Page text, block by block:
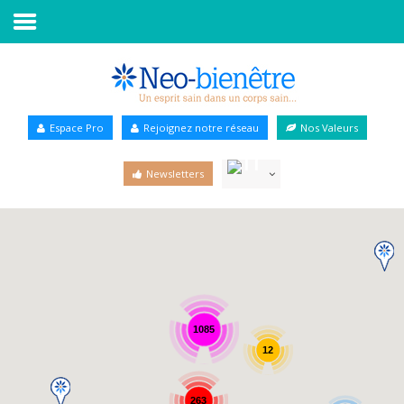
Annuaire Bien-être
Espace Pro Rejoignez notre réseau Nos Valeurs
Newsletters
1085
263
12